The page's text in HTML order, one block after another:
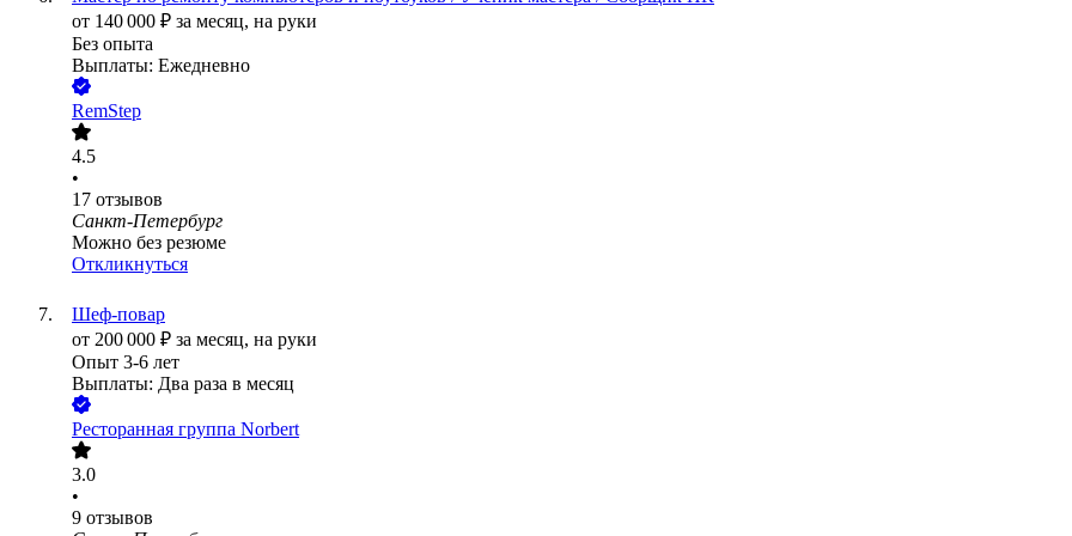
от 140 000 ₽ за месяц, на руки
Без опыта
Выплаты: Ежедневно
RemStep
4.5
•
17 отзывов
Санкт-Петербург
Можно без резюме
Откликнуться
Шеф-повар
от 200 000 ₽ за месяц, на руки
Опыт 3-6 лет
Выплаты: Два раза в месяц
Ресторанная группа Norbert
3.0
•
9 отзывов